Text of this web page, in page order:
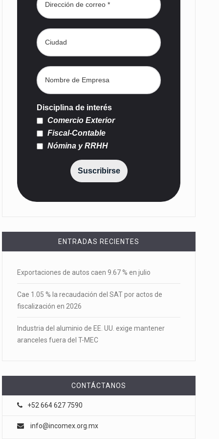
Disciplina de interés
Comercio Exterior
Fiscal-Contable
Nómina y RRHH
Suscribirse
ENTRADAS RECIENTES
Exportaciones de autos caen 9.67 % en julio
Cae 1.05 % la recaudación del SAT por actos de
fiscalización en 2026
Industria del aluminio de EE. UU. exige mantener
aranceles fuera del T-MEC
CONTÁCTANOS
+52 664 627 7590
info@incomex.org.mx